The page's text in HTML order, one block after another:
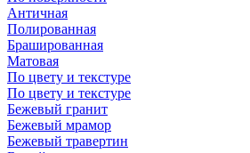
Античная
Полированная
Брашированная
Матовая
По цвету и текстуре
По цвету и текстуре
Бежевый гранит
Бежевый мрамор
Бежевый травертин